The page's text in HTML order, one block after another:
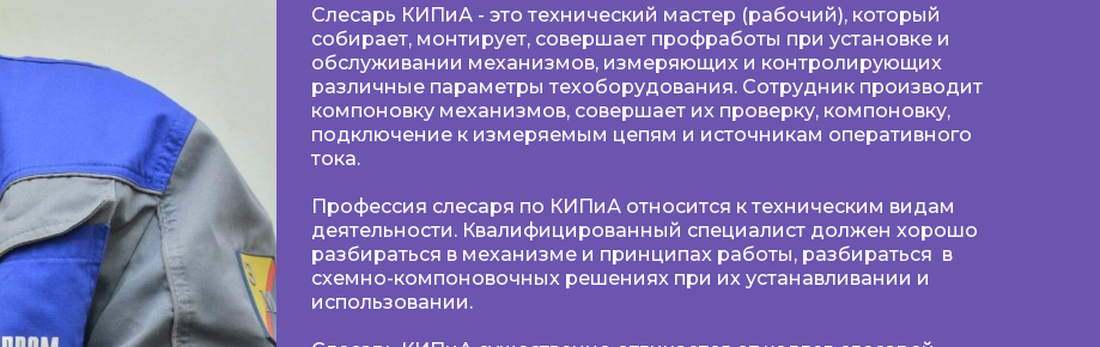
Слесарь КИПиА - это технический мастер (рабочий), который
собирает, монтирует, совершает профработы при установке и
обслуживании механизмов, измеряющих и контролирующих
различные параметры техоборудования. Сотрудник производит
компоновку механизмов, совершает их проверку, компоновку,
подключение к измеряемым цепям и источникам оперативного
тока.
Профессия слесаря по КИПиА относится к техническим видам
деятельности. Квалифицированный специалист должен хорошо
разбираться в механизме и принципах работы, разбираться в
схемно-компоновочных решениях при их устанавливании и
использовании.